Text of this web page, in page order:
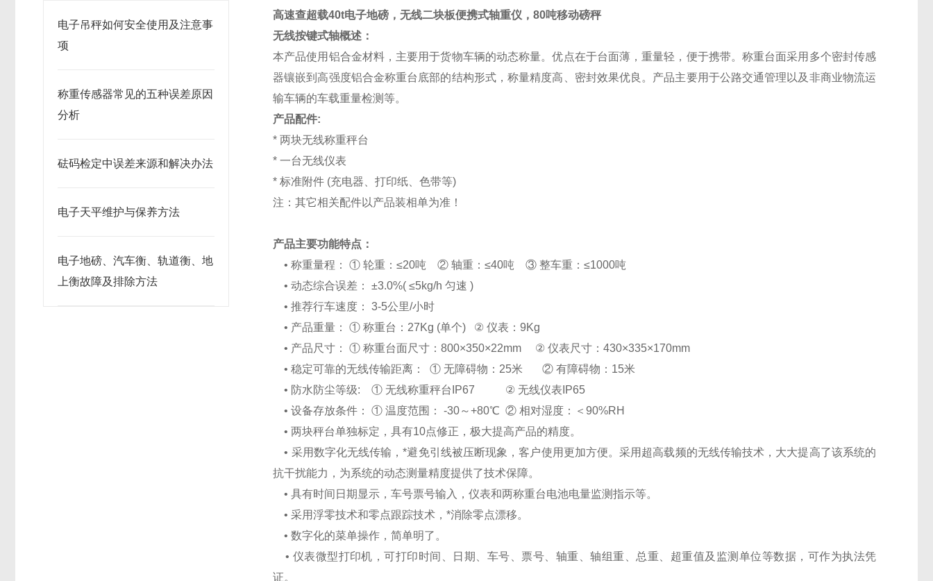
电子吊秤如何安全使用及注意事
项
称重传感器常见的五种误差原因
分析
砝码检定中误差来源和解决办法
电子天平维护与保养方法
电子地磅、汽车衡、轨道衡、地
上衡故障及排除方法
高速查超载40t电子地磅，无线二块板便携式轴重仪，80吨移动磅秤
无线按键式轴概述：
本产品使用铝合金材料，主要用于货物车辆的动态称量。优点在于台面薄，重量轻，便于携带。称重台面采用多个密封传感
器镶嵌到高强度铝合金称重台底部的结构形式，称量精度高、密封效果优良。产品主要用于公路交通管理以及非商业物流运
输车辆的车载重量检测等。
产品配件:
* 两块无线称重秤台
* 一台无线仪表
* 标准附件 (充电器、打印纸、色带等)
注：其它相关配件以产品装相单为准！
产品主要功能特点：
• 称重量程： ① 轮重：≤20吨 ② 轴重：≤40吨 ③ 整车重：≤1000吨
• 动态综合误差： ±3.0%( ≤5kg/h 匀速 )
• 推荐行车速度： 3-5公里/小时
• 产品重量： ① 称重台：27Kg (单个) ② 仪表：9Kg
• 产品尺寸： ① 称重台面尺寸：800×350×22mm ② 仪表尺寸：430×335×170mm
• 稳定可靠的无线传输距离： ① 无障碍物：25米 ② 有障碍物：15米
• 防水防尘等级: ① 无线称重秤台IP67 ② 无线仪表IP65
• 设备存放条件： ① 温度范围： -30～+80℃ ② 相对湿度：＜90%RH
• 两块秤台单独标定，具有10点修正，极大提高产品的精度。
• 采用数字化无线传输，*避免引线被压断现象，客户使用更加方便。采用超高载频的无线传输技术，大大提高了该系统的
抗干扰能力，为系统的动态测量精度提供了技术保障。
• 具有时间日期显示，车号票号输入，仪表和两称重台电池电量监测指示等。
• 采用浮零技术和零点跟踪技术，*消除零点漂移。
• 数字化的菜单操作，简单明了。
• 仪表微型打印机，可打印时间、日期、车号、票号、轴重、轴组重、总重、超重值及监测单位等数据，可作为执法凭
证。